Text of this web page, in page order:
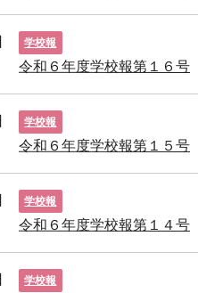
学校報
令和６年度学校報第１６号
学校報
令和６年度学校報第１５号
学校報
令和６年度学校報第１４号
学校報